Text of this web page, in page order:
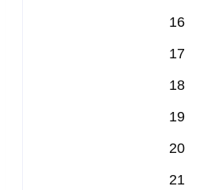
16
17
18
19
20
21